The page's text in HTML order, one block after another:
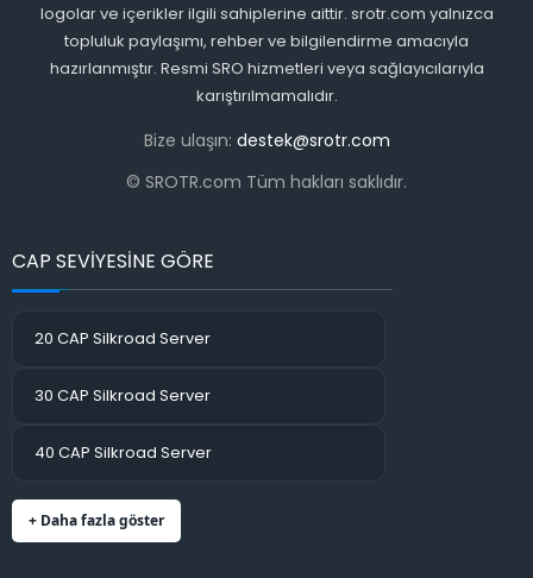
logolar ve içerikler ilgili sahiplerine aittir. srotr.com yalnızca
topluluk paylaşımı, rehber ve bilgilendirme amacıyla
hazırlanmıştır. Resmi SRO hizmetleri veya sağlayıcılarıyla
karıştırılmamalıdır.
Bize ulaşın: destek@srotr.com
© SROTR.com Tüm hakları saklıdır.
CAP SEVİYESİNE GÖRE
20 CAP Silkroad Server
30 CAP Silkroad Server
40 CAP Silkroad Server
+ Daha fazla göster